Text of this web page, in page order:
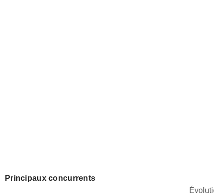
Principaux concurrents